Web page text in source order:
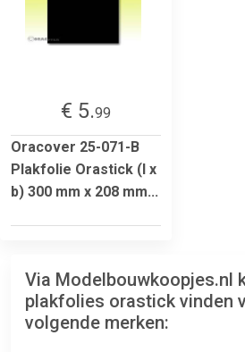
€ 5.99
Oracover 25-071-B
Plakfolie Orastick (l x
b) 300 mm x 208 mm...
Via Modelbouwkoopjes.nl
plakfolies orastick vinden
volgende merken: